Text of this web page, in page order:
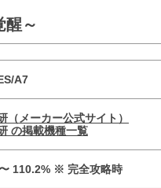
醒～
A7
（メーカー公式サイト）
の掲載機種一覧
110.2% ※ 完全攻略時